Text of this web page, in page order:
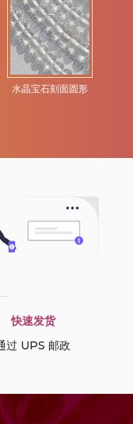
水晶宝石刻面圆形
快速发货
过 UPS 邮政